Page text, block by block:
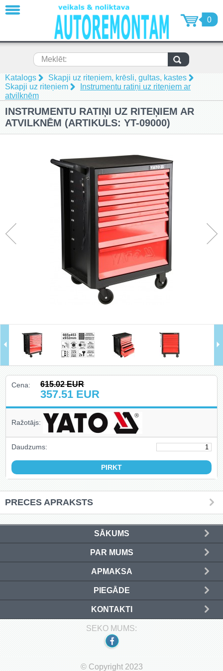
0
Meklēt:
Katalogs
Skapji uz riteņiem, krēsli, gultas, kastes
Skapji uz riteņiem
Instrumentu ratiņi uz riteņiem ar
atvilknēm
INSTRUMENTU RATIŅI UZ RITEŅIEM AR
ATVILKNĒM (ARTIKULS: YT-09000)
Cena: 615.02EUR
357.51 EUR
Ražotājs:
Daudzums:
PRECES APRAKSTS
SĀKUMS
PAR MUMS
APMAKSA
PIEGĀDE
KONTAKTI
SEKO MUMS:
© Copyright 2023
AIZVĒRT
Dinamometriskās atslēgas un
remonta komplekti (32)
Specializētie instrumenti auto
dzinēju remontam (132)
Specializētie instrumenti auto
ritošās daļas remontam (18)
Specializētie instrumenti auto
virsbūvju remontam (6)
Skriemeļu noņēmēji, ekstraktori
Metālapstrādes instrumenti (7)
Mērīšanas un testēšanas rīki,
mērinstrumenti, detektori (6)
Automašīnu pacēlaji, motociklu
pacēlāji (16)
Hidrauliskie instrumenti, domkrati,
preses, pacēlāji, turētāji (78)
Riepu montāža un balansēšana
Skapji uz riteņiem, krēsli, gultas,
stropes, ratiņi (40)
Ielogoties
Reģistrēties